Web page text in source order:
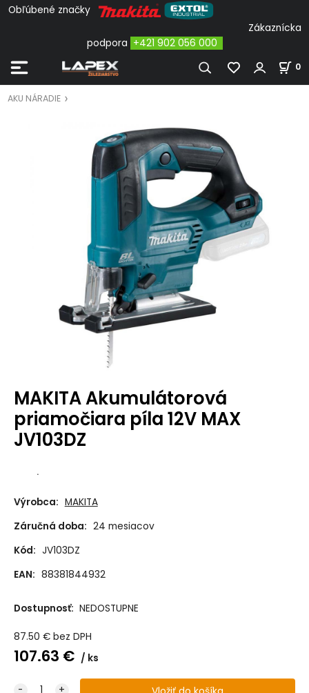
Obľúbené značky
Zákaznícka
podpora +421 902 056 000
0
AKU NÁRADIE
MAKITA Akumulátorová
priamočiara píla 12V MAX
JV103DZ
.
Výrobca: MAKITA
Záručná doba: 24 mesiacov
Kód: JV103DZ
EAN: 88381844932
Dostupnosť: NEDOSTUPNE
87.50 € bez DPH
107.63 € ks